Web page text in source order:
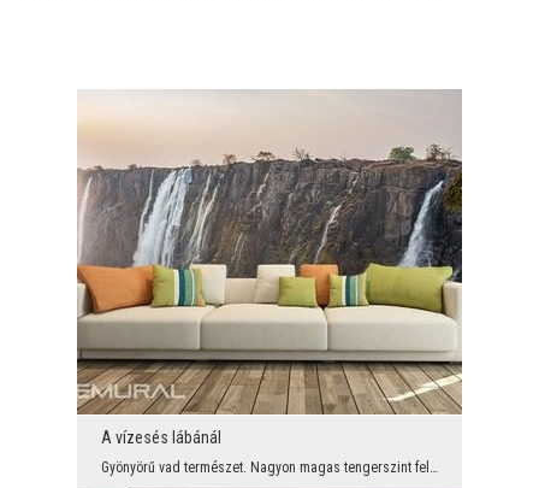
A vízesés lábánál
Gyönyörű vad természet. Nagyon magas tengerszint feletti vízesés, zöld növényzet és sziklák körül...